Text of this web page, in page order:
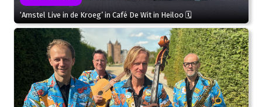
‘Amstel Live in de Kroeg’ in Café De Wit in Heiloo 🗓